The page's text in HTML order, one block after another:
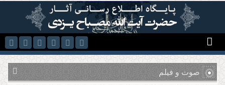
رفتن به محتوای اصلی
صوت و فیلم